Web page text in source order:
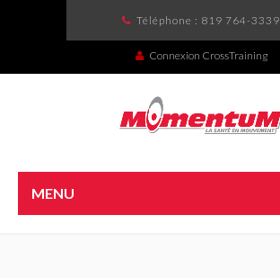
Téléphone : 819 764-3339
Connexion CrossTraining
MENU